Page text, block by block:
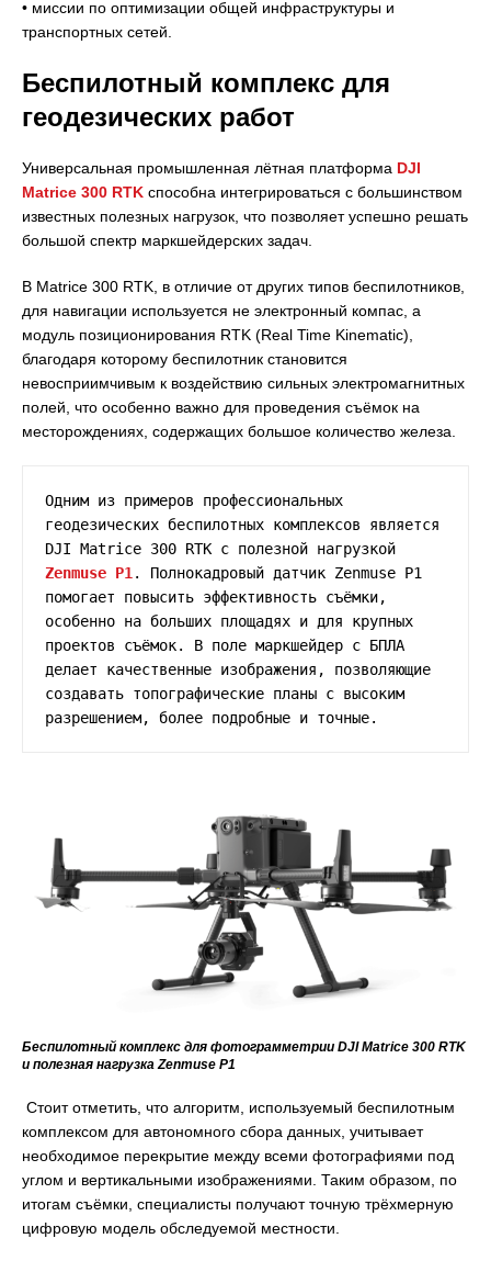
• миссии по оптимизации общей инфраструктуры и
транспортных сетей.
Беспилотный комплекс для
геодезических работ
Универсальная промышленная лётная платформа DJI
Matrice 300 RTK способна интегрироваться с большинством
известных полезных нагрузок, что позволяет успешно решать
большой спектр маркшейдерских задач.
В Matrice 300 RTK, в отличие от других типов беспилотников,
для навигации используется не электронный компас, а
модуль позиционирования RTK (Real Time Kinematic),
благодаря которому беспилотник становится
невосприимчивым к воздействию сильных электромагнитных
полей, что особенно важно для проведения съёмок на
месторождениях, содержащих большое количество железа.
Одним из примеров профессиональных
геодезических беспилотных комплексов является
Zenmuse P1 . Полнокадровый датчик Zenmuse P1
помогает повысить эффективность съёмки,
особенно на больших площадях и для крупных
проектов съёмок. В поле маркшейдер с БПЛА
делает качественные изображения, позволяющие
создавать топографические планы с высоким
разрешением, более подробные и точные.
Беспилотный комплекс для фотограмметрии DJI Matrice 300 RTK
и полезная нагрузка Zenmuse P1
Стоит отметить, что алгоритм, используемый беспилотным
комплексом для автономного сбора данных, учитывает
необходимое перекрытие между всеми фотографиями под
углом и вертикальными изображениями. Таким образом, по
итогам съёмки, специалисты получают точную трёхмерную
цифровую модель обследуемой местности.